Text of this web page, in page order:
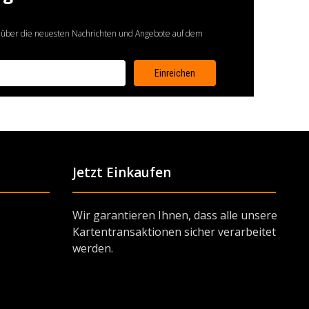
die neuesten Nachrichten und Angebote auf dem
Jetzt Einkaufen
Wir garantieren Ihnen, dass alle unsere
Kartentransaktionen sicher verarbeitet
werden.